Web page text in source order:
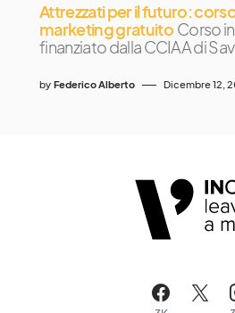
Attrezzati per il futuro:
marketing gratuito Corso
finanziato dalla CCIAA di
by Federico Alberto Dicembre 12,